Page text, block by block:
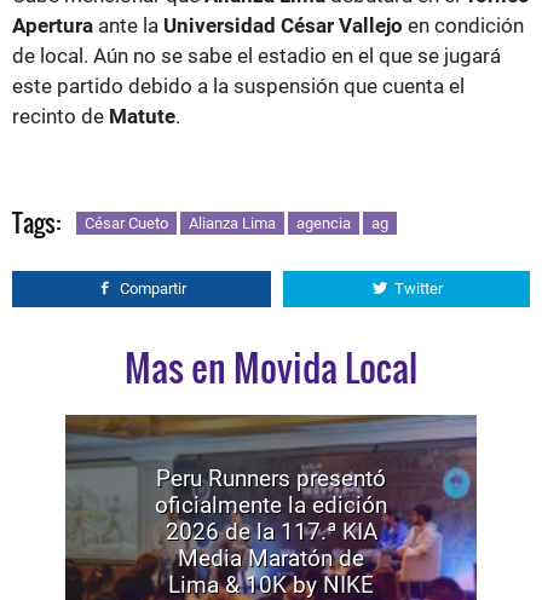
Apertura ante la Universidad César Vallejo en condición
de local. Aún no se sabe el estadio en el que se jugará
este partido debido a la suspensión que cuenta el
recinto de Matute.
Tags: César Cueto Alianza Lima agencia ag
Compartir Twitter
Mas en Movida Local
Peru Runners presentó
oficialmente la edición
2026 de la 117.ª KIA
Media Maratón de
Lima & 10K by NIKE